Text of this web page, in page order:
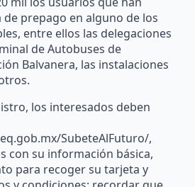
prepago en alguno de los
entre ellos las delegaciones
de Autobuses de
Balvanera, las instalaciones
los interesados deben
SubeteAlFuturo/,
con su información básica,
para recoger su tarjeta y